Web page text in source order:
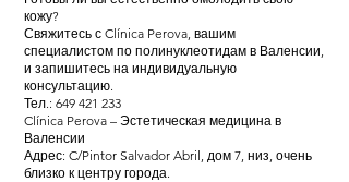
кожу?
Свяжитесь с Clínica Perova, вашим
специалистом по полинуклеотидам в Валенсии,
и запишитесь на индивидуальную
консультацию.
Тел.: 649 421 233
Clínica Perova – Эстетическая медицина в
Валенсии
Адрес: C/Pintor Salvador Abril, дом 7, низ, очень
близко к центру города.